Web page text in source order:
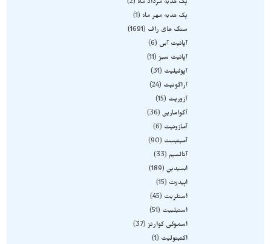
پک هدیه مرداد ماه
2
پک هدیه مهر ماه
1
سنگ های راف
1691
آپاتیت آبی
6
آپاتیت سبز 11
آپوفیلیت
31
آراگونیت
24
آزوریت
15
آکوامارین 36
آمازونیت
6
آمیتیست
90
آنالسیم
33
ابسیدین 189
اپیدوت
15
استلریت
45
استیلبیت
51
اسموکی کوارتز 37
اکتینولیت
1